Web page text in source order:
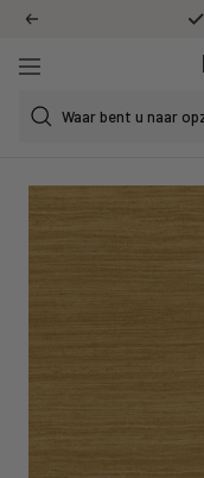
naar
content
Vorige
Navigatie